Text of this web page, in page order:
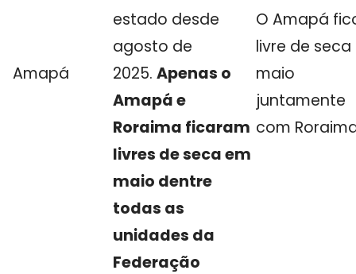
Amapá
estado desde
agosto de
2025. Apenas o
Amapá e
Roraima ficaram
livres de seca em
maio dentre
todas as
unidades da
Federação
O Amapá
livre de seca
maio
juntamente
com